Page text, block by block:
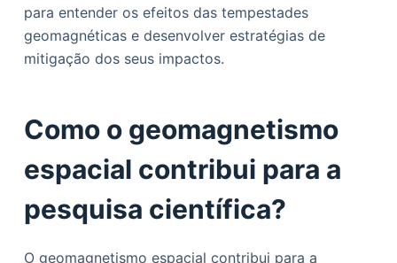
para entender os efeitos das tempestades
geomagnéticas e desenvolver estratégias de
mitigação dos seus impactos.
Como o geomagnetismo
espacial contribui para a
pesquisa científica?
O geomagnetismo espacial contribui para a